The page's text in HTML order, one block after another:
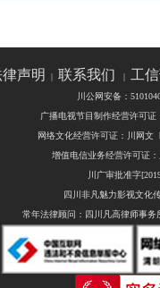
律声明 |联系我们 | 工
川公网安备：
广播电视节目制作经营许可证
网络文化经营许可证：川网文
增值电信业务经营许可证：
川广审批准字
四川非凡魅力影视文化
常年法律顾问：四川凡高律师事务